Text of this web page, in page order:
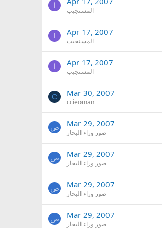
المستجيب
ا
Apr 17, 2007
المستجيب
ا
Apr 17, 2007
المستجيب
ا
Mar 30, 2007
ccieoman
C
Mar 29, 2007
صور وراء البحار
ص
Mar 29, 2007
صور وراء البحار
ص
Mar 29, 2007
صور وراء البحار
ص
Mar 29, 2007
صور وراء البحار
ص